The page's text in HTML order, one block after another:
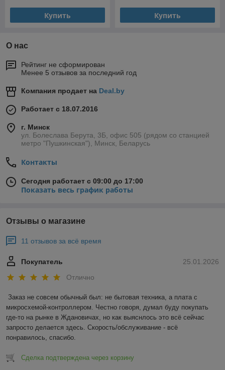
Купить Купить
О нас
Рейтинг не сформирован
Менее 5 отзывов за последний год
Компания продает на Deal.by
Работает с 18.07.2016
г. Минск
ул. Болеслава Берута, 3Б, офис 505 (рядом со станцией
метро "Пушкинская"), Минск, Беларусь
Контакты
Сегодня работает с 09:00 до 17:00
Показать весь график работы
Отзывы о магазине
11 отзывов за всё время
25.01.2026
Покупатель
Отлично
Заказ не совсем обычный был: не бытовая техника, а плата с
микросхемой-контроллером. Честно говоря, думал буду покупать
где-то на рынке в Ждановичах, но как выяснлось это всё сейчас
запросто делается здесь. Скорость/обслуживание - всё
понравилось, спасибо.
Сделка подтверждена через корзину